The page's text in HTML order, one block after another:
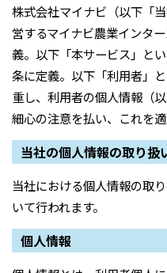
株式会社マイナビ（以下「
営するマイナビ農業インタ
義。以下「本サービス」と
条に定義。以下「利用者」
重し、利用者の個人情報（
細心の注意を払い、これを適
当社の個人情報の取り扱
当社における個人情報の取
いて行われます。
個人情報